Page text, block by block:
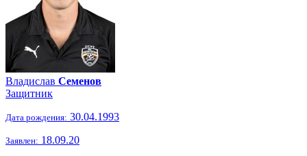
Владислав Семенов
Защитник
Дата рождения: 30.04.1993
Заявлен: 18.09.20